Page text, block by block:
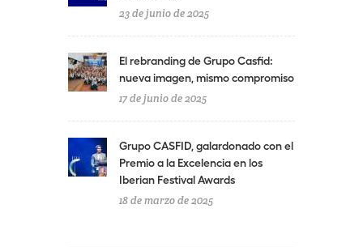
23 de junio de 2025
El rebranding de Grupo Casfid:
nueva imagen, mismo compromiso
17 de junio de 2025
Grupo CASFID, galardonado con el
Premio a la Excelencia en los
Iberian Festival Awards
18 de marzo de 2025